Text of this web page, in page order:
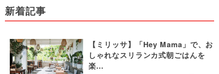
新着記事
【ミリッサ】「Hey Mama」で、お
しゃれなスリランカ式朝ごはんを
楽...